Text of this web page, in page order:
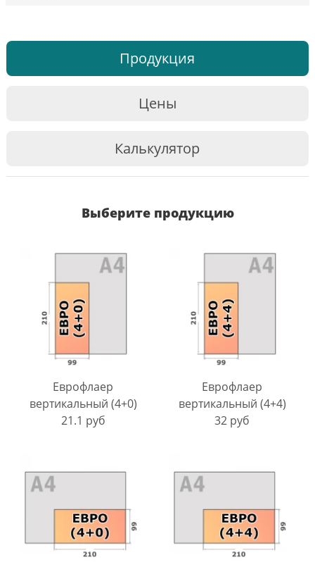
Продукция
Цены
Калькулятор
Выберите продукцию
Еврофлаер
вертикальный (4+0)
21.1 руб
Еврофлаер
вертикальный (4+4)
32 руб